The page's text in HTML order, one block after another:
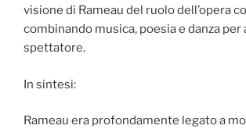
visione di Rameau del ruolo dell’opera
combinando musica, poesia e danza
spettatore.
In sintesi:
Rameau era profondamente legato a